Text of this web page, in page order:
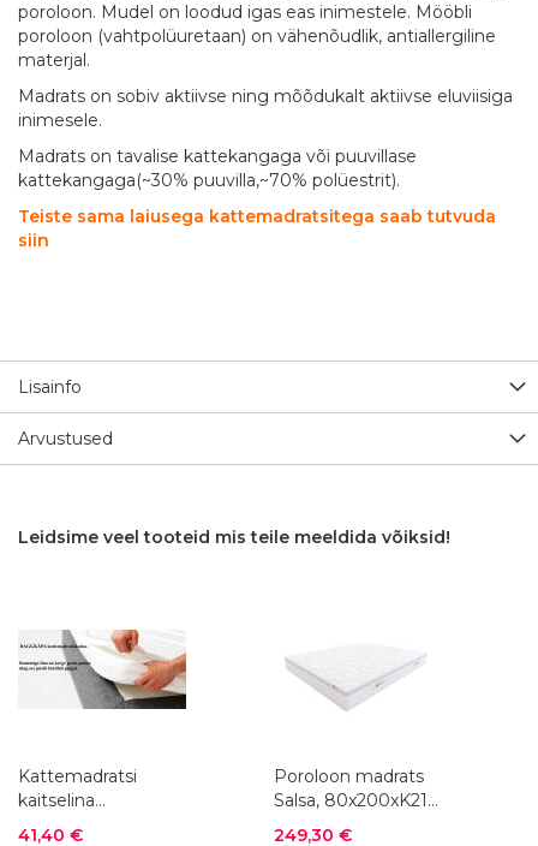
poroloon. Mudel on loodud igas eas inimestele. Mööbli
poroloon (vahtpolüuretaan) on vähenõudlik, antiallergiline
materjal.
Madrats on sobiv aktiivse ning mõõdukalt aktiivse eluviisiga
inimesele.
Madrats on tavalise kattekangaga või puuvillase
kattekangaga(~30% puuvilla,~70% polüestrit).
Teiste sama laiusega kattemadratsitega saab tutvuda
siin
Lisainfo
Arvustused
Leidsime veel tooteid mis teile meeldida võiksid!
Kattemadratsi
kaitselina
DAGGKÅPA, 80x200
Soodushind
41,40 €
Poroloon madrats
Salsa, 80x200xK21
cm
Soodushind
249,30 €